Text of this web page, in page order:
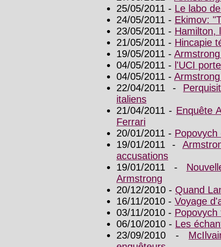
25/05/2011 - Le labo
24/05/2011 - Ekimov:
23/05/2011 - Hamilton,
21/05/2011 - Hincapie
19/05/2011 -
04/05/2011 - l'UCI
04/05/2011 -
22/04/2011 -
italiens
21/04/2011 - Enquête
Ferrari
20/01/2011 - Popovych
19/01/2011 -
accusations
19/01/2011 -
Armstrong
20/12/2010 - Quand
16/11/2010 - Voyage
03/11/2010 -
06/10/2010 - Les
23/09/2010 -